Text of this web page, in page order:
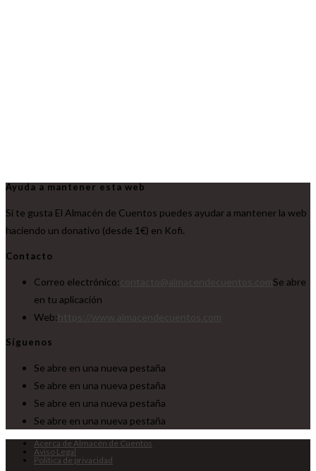
Ayuda a mantener esta web
Si te gusta El Almacén de Cuentos puedes ayudar a mantener la web
haciendo un donativo (desde 1€) en Kofi.
Contacto
Correo electrónico:
Se abre
en tu aplicación
Web:
Síguenos
Se abre en una nueva pestaña
Se abre en una nueva pestaña
Se abre en una nueva pestaña
Se abre en una nueva pestaña
Acerca de Almacén de Cuentos
Aviso Legal
Política de privacidad